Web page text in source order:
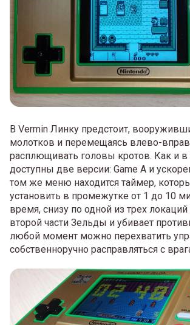
В Vermin Линку предстоит,
молотков и перемещаясь влево-
расплющивать головы кротов. Как и в
доступны две версии: Game A и
том же меню находится таймер,
установить в промежутке от 1 до 10
время, снизу по одной из трех
второй части Зельды и убивает
любой момент можно перехватить
собственноручно расправляться с